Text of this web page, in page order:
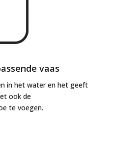
vaas
in het water en het geeft
ook de
te voegen.